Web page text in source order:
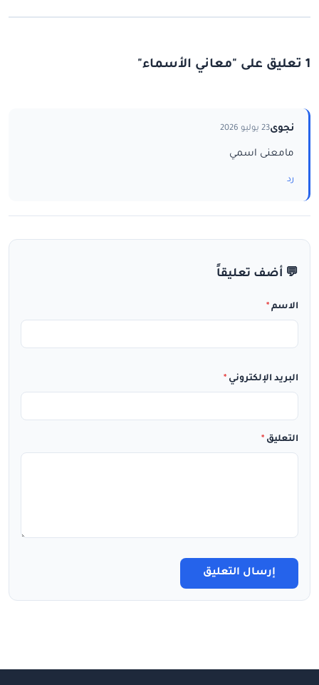
1 تعليق على "معاني الأسماء"
نجوى23 يوليو 2026
مامعنى اسمي
رد
💬 أضف تعليقاً
الاسم *
البريد الإلكتروني *
التعليق *
إرسال التعليق